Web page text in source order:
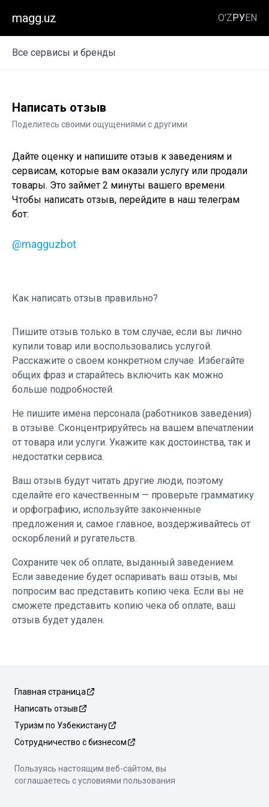
magg.uz O'ZРУEN
Все сервисы и бренды
Написать отзыв
Поделитесь своими ощущениями с другими
Дайте оценку и напишите отзыв к заведениям и
сервисам, которые вам оказали услугу или продали
товары. Это займет 2 минуты вашего времени.
Чтобы написать отзыв, перейдите в наш телеграм
бот:
@magguzbot
Как написать отзыв правильно?
Пишите отзыв только в том случае, если вы лично
купили товар или воспользовались услугой.
Расскажите о своем конкретном случае. Избегайте
общих фраз и старайтесь включить как можно
больше подробностей.
Не пишите имена персонала (работников заведения)
в отзыве. Сконцентрируйтесь на вашем впечатлении
от товара или услуги. Укажите как достоинства, так и
недостатки сервиса.
Ваш отзыв будут читать другие люди, поэтому
сделайте его качественным — проверьте грамматику
и орфографию, используйте законченные
предложения и, самое главное, воздерживайтесь от
оскорблений и ругательств.
Сохраните чек об оплате, выданный заведением.
Если заведение будет оспаривать ваш отзыв, мы
попросим вас представить копию чека. Если вы не
сможете представить копию чека об оплате, ваш
отзыв будет удален.
Главная страница
Написать отзыв
Туризм по Узбекистану
Сотрудничество с бизнесом
Пользуясь настоящим веб-сайтом, вы
соглашаетесь с условиями пользования